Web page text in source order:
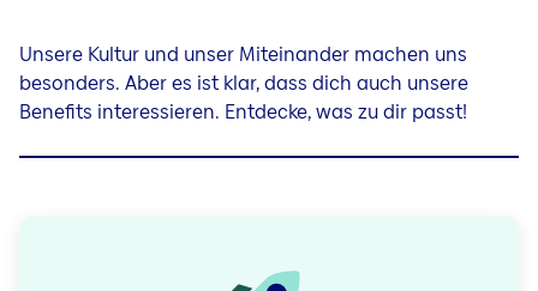
Unsere Kultur und unser Miteinander machen uns
besonders. Aber es ist klar, dass dich auch unsere
Benefits interessieren. Entdecke, was zu dir passt!